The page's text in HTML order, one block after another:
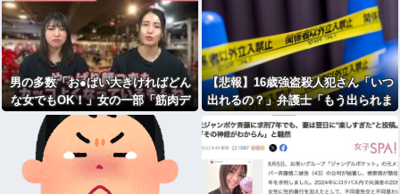
男の多数「お●ぱい大きければどん
な女でもOK！」女の一部「筋肉デ
カけりゃどんな男もOK!」
【悲報】16歳強盗殺人犯さん「いつ
出れるの？」弁護士「もう出られま
せん」→